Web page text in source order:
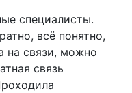
специалисты.
всё понятно,
на связи, можно
связь